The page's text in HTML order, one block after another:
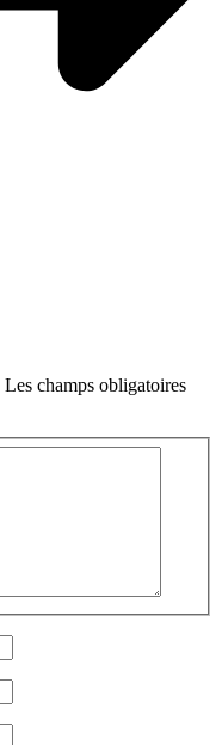
Les champs obligatoires